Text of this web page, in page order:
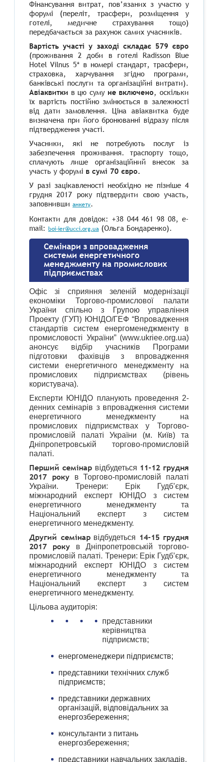
Фінансування витрат, пов’язаних з участю у
форумі (переліт, трасфери, розміщення у
готелі, медичне страхування тощо)
передбачається за рахунок самих учасників.
Вартість участі у заході складає 579 євро
(проживання 2 доби в готелі Radisson Blue
Hotel Vilnus 5* в номері стандарт, трасфери,
страховка, харчування згідно програми,
банківські послуги та організаційні витрати).
Авіаквитки в цю суму не включено, оскільки
їх вартість постійно змінюється в залежності
від дати замовлення. Ціна авіаквитка буде
визначена при його бронюванні відразу після
підтвердження участі.
Учасники, які не потребують послуг із
забезпечення проживання. траспорту тощо,
сплачують лише організаційний внесок за
участь у форумі в сумі 70 євро.
У разі зацікавленості необхідно не пізніше 4
грудня 2017 року підтвердити свою участь,
заповнивши анкету.
Контакти для довідок: +38 044 461 98 08, e-
mail: boi-ier@ucci.org.ua (Ольга Бондаренко).
Семінари з впровадження
системи енергетичного
менеджменту на промислових
підприємствах
Офіс зі сприяння зеленій модернізації
економіки Торгово-промислової палати
України спільно з Групою управління
Проекту (ГУП) ЮНІДО/ГЕФ “Впровадження
стандартів систем енергоменеджменту в
промисловості України” (www.ukriee.org.ua)
анонсує відбір учасників Програми
підготовки фахівців з впровадження
системи енергетичного менеджменту на
промислових підприємствах (рівень
користувача).
Експерти ЮНІДО планують проведення 2-
денних семінарів з впровадження системи
енергетичного менеджменту на
промислових підприємствах у Торгово-
промисловій палаті України (м. Київ) та
Дніпропетровській торгово-промисловій
палаті.
Перший семінар відбудеться 11-12 грудня
2017 рокув Торгово-промисловій палаті
України. Тренери: Ерік Гудб’єрк,
міжнародний експерт ЮНІДО з систем
енергетичного менеджменту та
Національний експерт з систем
енергетичного менеджменту.
Другий семінарвідбудеться 14-15 грудня
2017 року в Дніпропетровській торгово-
промисловій палаті. Тренери: Ерік Гудб’єрк,
міжнародний експерт ЮНІДО з систем
енергетичного менеджменту та
Національний експерт з систем
енергетичного менеджменту.
Цільова аудиторія:
представники
керівництва
підприємств;
енергоменеджери підприємств;
представники технічних служб
підприємств;
представники державних
організацій, відповідальних за
енергозбереження;
консультанти з питань
енергозбереження;
представники навчальних закладів,